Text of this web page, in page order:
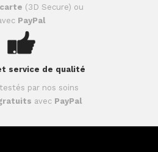
carte (3D Secure) ou
PayPal
service de qualité
par nos soins
avec PayPal